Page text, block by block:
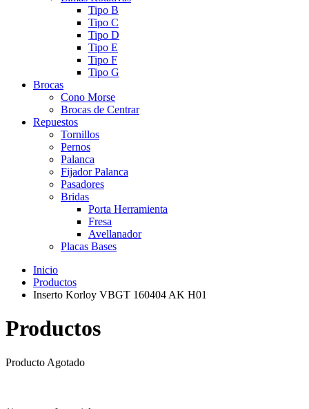
Tipo B
Tipo C
Tipo D
Tipo E
Tipo F
Tipo G
Brocas
Cono Morse
Brocas de Centrar
Repuestos
Tornillos
Pernos
Palanca
Fijador Palanca
Pasadores
Bridas
Porta Herramienta
Fresa
Avellanador
Placas Bases
Inicio
Productos
Inserto Korloy VBGT 160404 AK H01
Productos
Producto Agotado